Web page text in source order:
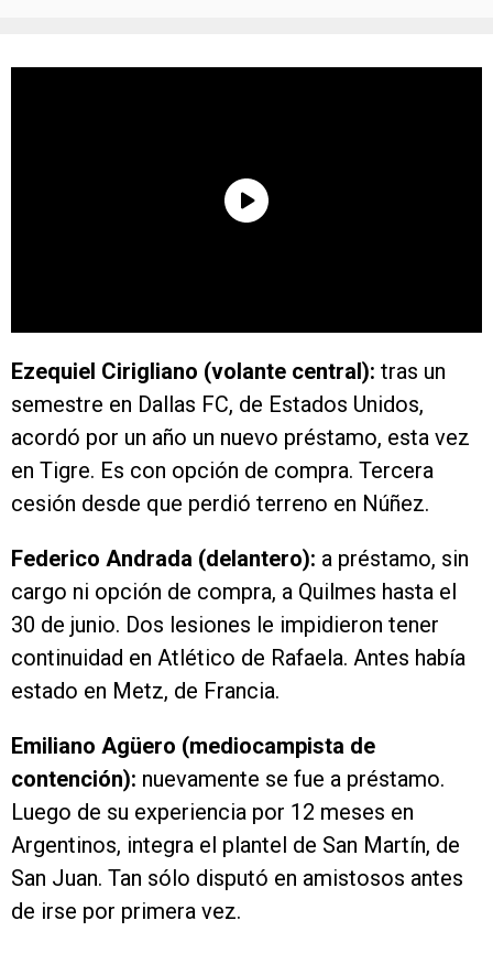
Ezequiel Cirigliano (volante central): tras un
semestre en Dallas FC, de Estados Unidos,
acordó por un año un nuevo préstamo, esta vez
en Tigre. Es con opción de compra. Tercera
cesión desde que perdió terreno en Núñez.
Federico Andrada (delantero): a préstamo, sin
cargo ni opción de compra, a Quilmes hasta el
30 de junio. Dos lesiones le impidieron tener
continuidad en Atlético de Rafaela. Antes había
estado en Metz, de Francia.
Emiliano Agüero (mediocampista de
contención): nuevamente se fue a préstamo.
Luego de su experiencia por 12 meses en
Argentinos, integra el plantel de San Martín, de
San Juan. Tan sólo disputó en amistosos antes
de irse por primera vez.